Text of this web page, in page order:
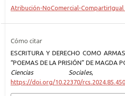
Atribución-NoComercial-CompartirIgual
Cómo citar
ESCRITURA Y DERECHO COMO
“POEMAS DE LA PRISIÓN” DE MAGDA
Ciencias Sociales,
https://doi.org/10.22370/